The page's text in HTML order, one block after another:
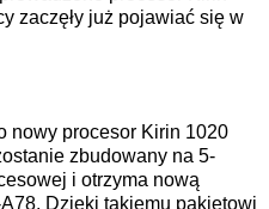
zaczęły już pojawiać się w
nowy procesor Kirin 1020
zbudowany na 5-
i otrzyma nową
Dzięki takiemu pakietowi